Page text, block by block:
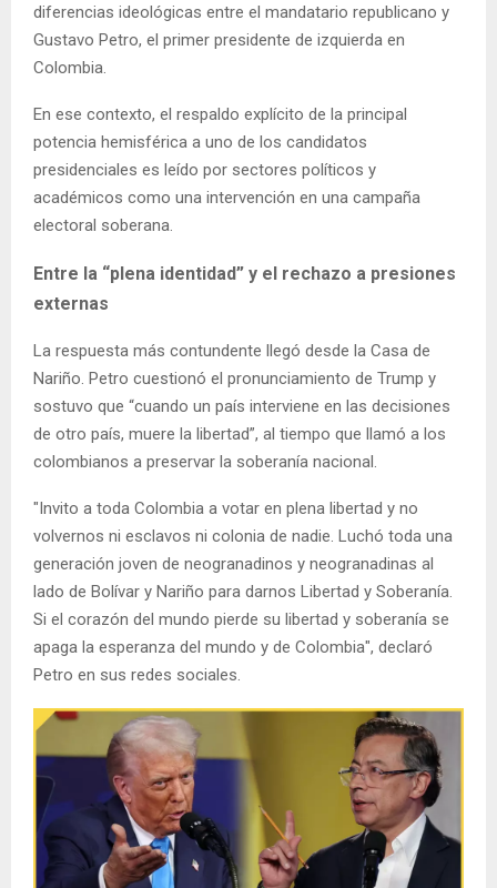
diferencias ideológicas entre el mandatario republicano y
Gustavo Petro, el primer presidente de izquierda en
Colombia.
En ese contexto, el respaldo explícito de la principal
potencia hemisférica a uno de los candidatos
presidenciales es leído por sectores políticos y
académicos como una intervención en una campaña
electoral soberana.
Entre la “plena identidad” y el rechazo a presiones
externas
La respuesta más contundente llegó desde la Casa de
Nariño. Petro cuestionó el pronunciamiento de Trump y
sostuvo que “cuando un país interviene en las decisiones
de otro país, muere la libertad”, al tiempo que llamó a los
colombianos a preservar la soberanía nacional.
"Invito a toda Colombia a votar en plena libertad y no
volvernos ni esclavos ni colonia de nadie. Luchó toda una
generación joven de neogranadinos y neogranadinas al
lado de Bolívar y Nariño para darnos Libertad y Soberanía.
Si el corazón del mundo pierde su libertad y soberanía se
apaga la esperanza del mundo y de Colombia", declaró
Petro en sus redes sociales.